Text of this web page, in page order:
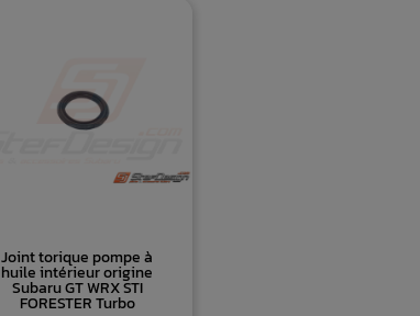
Joint torique pompe à
huile intérieur origine
Subaru GT WRX STI
FORESTER Turbo